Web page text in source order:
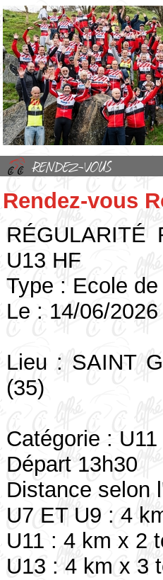
Rendez-vous
U13 HF
Type : Ecole
Le : 14/06/
Lieu : SAINT
(35)
Catégorie : U11
Départ 13h30
Distance selon
U7 ET U9 : 4
U11 : 4 km x 2
U13 : 4 km x 3